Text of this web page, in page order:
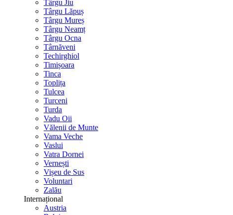
Târgu Jiu
Târgu Lăpuș
Târgu Mureș
Târgu Neamț
Târgu Ocna
Târnăveni
Techirghiol
Timișoara
Tinca
Toplița
Tulcea
Turceni
Turda
Vadu Oii
Vălenii de Munte
Vama Veche
Vaslui
Vatra Dornei
Vernești
Vișeu de Sus
Voluntari
Zalău
Internațional
Austria